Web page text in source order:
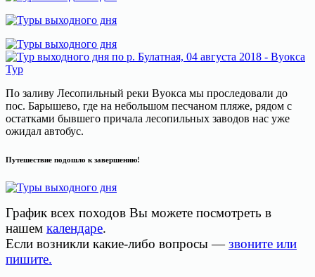
По заливу Лесопильный реки Вуокса мы проследовали до
пос. Барышево, где на небольшом песчаном пляже, рядом с
остатками бывшего причала лесопильных заводов нас уже
ожидал автобус.
Путешествие подошло к завершению!
График всех походов Вы можете посмотреть в
нашем календаре.
Если возникли какие-либо вопросы — звоните или
пишите.